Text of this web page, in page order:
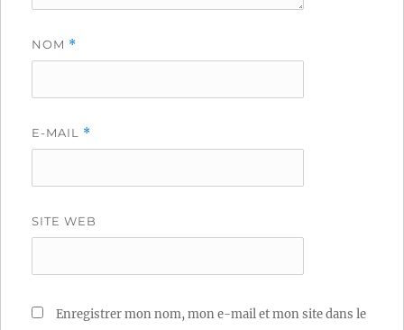
NOM *
E-MAIL *
SITE WEB
Enregistrer mon nom, mon e-mail et mon site dans le